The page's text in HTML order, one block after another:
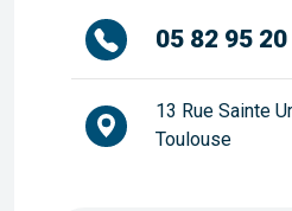
05 82 95
13 Rue Sainte
Toulouse